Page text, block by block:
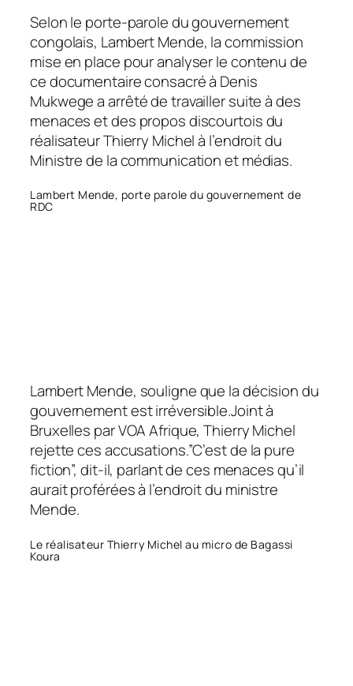
Selon le porte-parole du gouvernement
congolais, Lambert Mende, la commission
mise en place pour analyser le contenu de
ce documentaire consacré à Denis
Mukwege a arrêté de travailler suite à des
menaces et des propos discourtois du
réalisateur Thierry Michel à l’endroit du
Ministre de la communication et médias.
Lambert Mende, porte parole du gouvernement de
RDC
Lambert Mende, souligne que la décision du
gouvernement est irréversible.Joint à
Bruxelles par VOA Afrique, Thierry Michel
rejette ces accusations.”C’est de la pure
fiction”, dit-il, parlant de ces menaces qu’il
aurait proférées à l’endroit du ministre
Mende.
Le réalisateur Thierry Michel au micro de Bagassi
Koura